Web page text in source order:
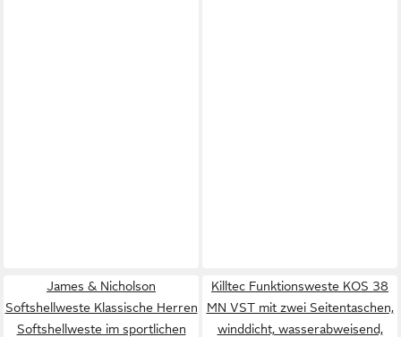
James & Nicholson
Softshellweste Klassische Herren
Softshellweste im sportlichen
Killtec Funktionsweste KOS 38
MN VST mit zwei Seitentaschen,
winddicht, wasserabweisend,